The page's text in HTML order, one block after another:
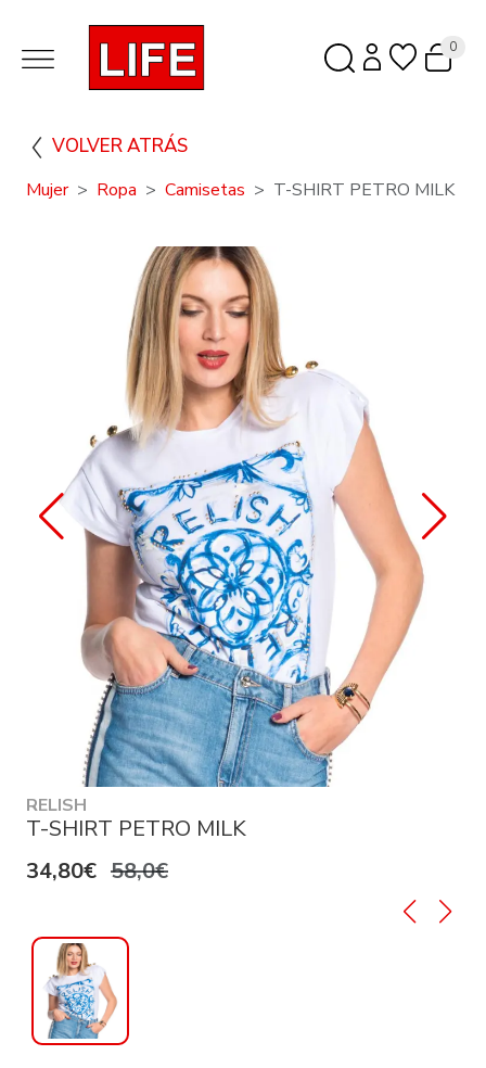
0
VOLVER ATRÁS
Mujer Ropa Camisetas T-SHIRT PETRO MILK
RELISH
T-SHIRT PETRO MILK
34,80€ 58,0€